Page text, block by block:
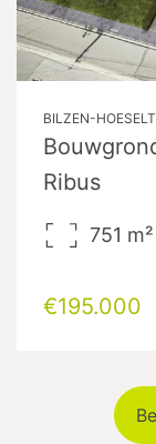
BILZEN-
Ribus
751 m²
€195.000